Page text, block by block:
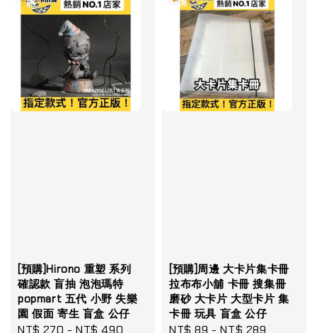
[預購]Hirono 重塑 系列
確認款 盲抽 泡泡瑪特
popmart 五代 小野 失樂
園 假面 寄生 盲盒 公仔
Sale
NT$ 270 -NT$ 490
Regular
[預購]周邊 大卡片集卡冊
拉布布小舖 卡冊 搜集冊
磨砂 大卡片 大型卡片 集
卡冊 玩具 盲盒 公仔
Sale
NT$ 89 -NT$ 289